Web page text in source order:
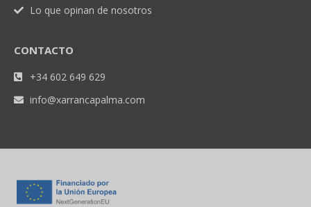
Lo que opinan de nosotros
CONTACTO
+34 602 649 629
info@xarrancapalma.com